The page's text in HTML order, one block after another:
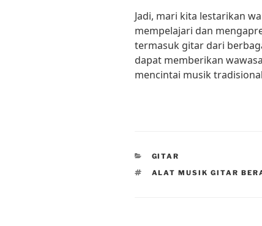
Jadi, mari kita lestarikan
mempelajari dan
termasuk gitar dari
dapat memberikan
mencintai musik
CATEGORIES
GITAR
TAGS
ALAT MUSIK GITAR